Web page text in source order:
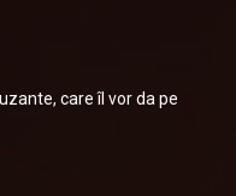
care îl vor da pe